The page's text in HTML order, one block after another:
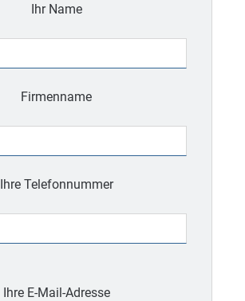
Ihr Name
Firmenname
Ihre Telefonnummer
Ihre E-Mail-Adresse